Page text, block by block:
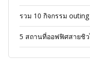
รวม 10 กิจกรรม
5 สถานที่ออฟฟิศสายชิ